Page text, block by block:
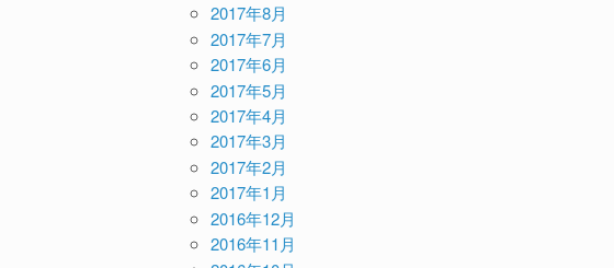
2017年8月
2017年7月
2017年6月
2017年5月
2017年4月
2017年3月
2017年2月
2017年1月
2016年12月
2016年11月